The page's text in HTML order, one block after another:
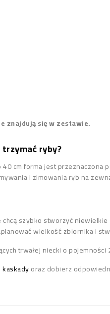
znajdują się w zestawie.
trzymać ryby?
40 cm forma jest
i zimowania ryb na
szybko stworzyć
wielkość zbiornika i
trwałej niecki o
oraz dobierz